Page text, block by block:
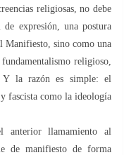
religiosas, no debe
de expresión, una postura
Manifiesto, sino como una
religioso,
Y la razón es simple: el
fascista como la ideología
anterior llamamiento al
de manifiesto de forma